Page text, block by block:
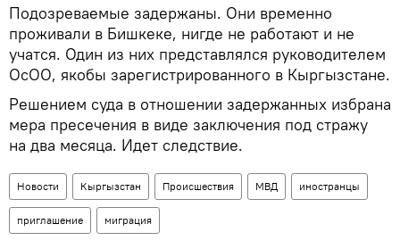
Подозреваемые задержаны. Они временно
проживали в Бишкеке, нигде не работают и не
учатся. Один из них представлялся руководителем
ОсОО, якобы зарегистрированного в Кыргызстане.
Решением суда в отношении задержанных избрана
мера пресечения в виде заключения под стражу
на два месяца. Идет следствие.
Новости Кыргызстан Происшествия МВД иностранцы
приглашение миграция